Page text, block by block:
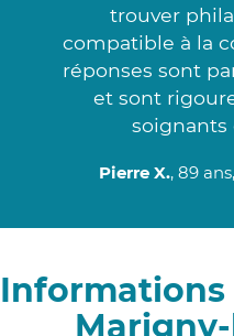
trouver
compatible à la
réponses sont
et sont
soignants
Pierre X., 89